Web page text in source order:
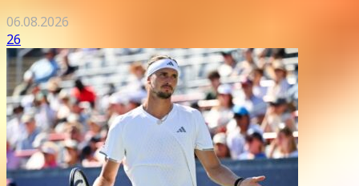
06.08.2026
26